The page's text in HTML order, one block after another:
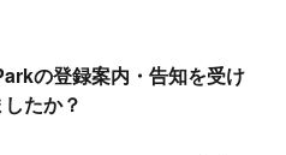
の登録案内・告知を受け
たか？